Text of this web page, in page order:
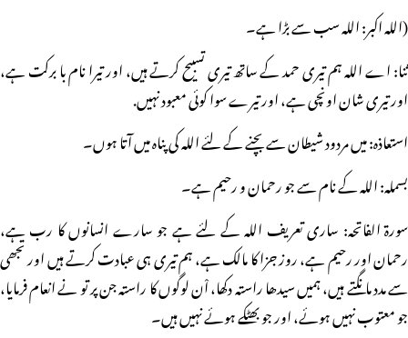
(اللہ اکبر: اللہ سب سے بڑا ہے۔
ثنا: اے اللہ ہم تیری حمد کے ساتھ تیری تسبیح کرتے ہیں، اور تیرا نام با برکت ہے،
اور تیری شان اونچی ہے، اور تیرے سوا کوئی معبود نہیں.
استعاذہ: میں مردود شیطان سے بچنے کے لئے اللہ کی پناہ میں آتا ہوں۔
بسملہ: اللہ کے نام سے جو رحمان و رحیم ہے۔
سورۃ الفاتحہ: ساری تعریف اللہ کے لئے ہے جو سارے انسانوں کا رب ہے،
رحمان اور رحیم ہے، روز جزا کا مالک ہے، ہم تیری ہی عبادت کرتے ہیں اور تجھی
سے مدد مانگتے ہیں، ہمیں سیدھا راستہ دکھا، اْن لوگوں کا راستہ جن پر تو نے انعام فرمایا،
جو معتوب نہیں ہوئے، اور جو بھٹکے ہوئے نہیں ہیں۔